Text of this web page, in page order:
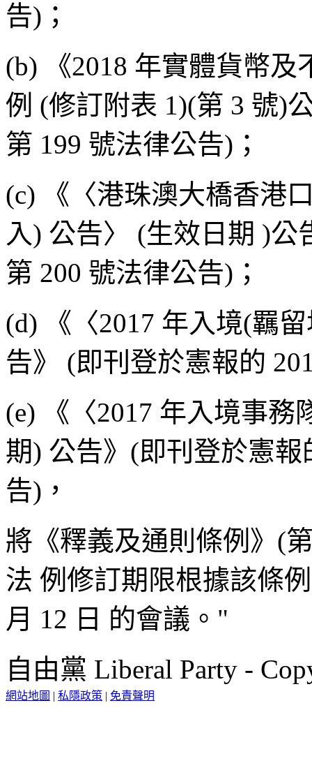
告)；
(b) 《2018 年實體貨幣
例 (修訂附表 1)(第 3 號)
第 199 號法律公告)；
(c) 《〈港珠澳大橋香港
入) 公告〉 (生效日期 )公
第 200 號法律公告)；
(d) 《〈2017 年入境(羈
告》 (即刊登於憲報的
(e) 《〈2017 年入境事
期) 公告》(即刊登於憲報
告)，
將《釋義及通則條例》(
法 例修訂期限根據該條
月 12 日 的會議。"
自由黨 Liberal Party -
網站地圖 | 私隱政策 | 免責聲明